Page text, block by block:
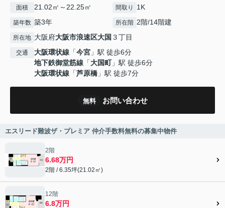
面積 21.02㎡～22.25㎡ 間取り 1K
築年数 築3年 所在階 2階/14階建
所在地 大阪府大阪市浪速区大国 ３丁目
交通 大阪環状線 「今宮 」駅 徒歩6分
地下鉄御堂筋線 「大国町」駅 徒歩6分
大阪環状線 「芦原橋 」駅 徒歩7分
無料 お問い合わせ
エスリード難波ザ・プレミア 仲介手数料無料の募集中物件
2階
6.68万円
2階 / 6.35坪(21.02㎡)
12階
6.8万円